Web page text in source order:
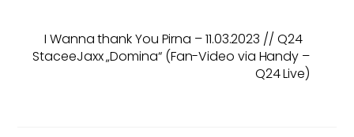
I Wanna thank You Pirna – 11.03.2023 // Q24
StaceeJaxx „Domina“ (Fan-Video via Handy –
Q24 Live)